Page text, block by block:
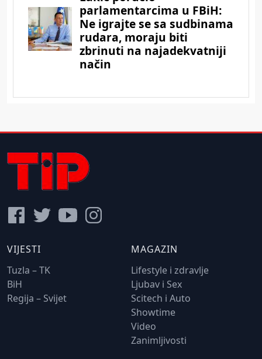
VIJESTI
Tuzla – TK
BiH
Regija – Svijet
MAGAZIN
Lifestyle i zdravlje
Ljubav i Sex
Scitech i Auto
Showtime
Video
Zanimljivosti